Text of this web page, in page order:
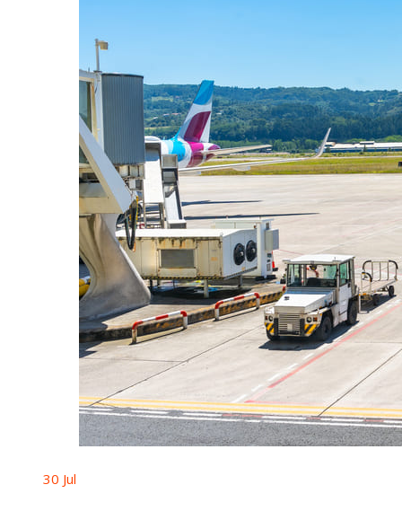
30 Jul